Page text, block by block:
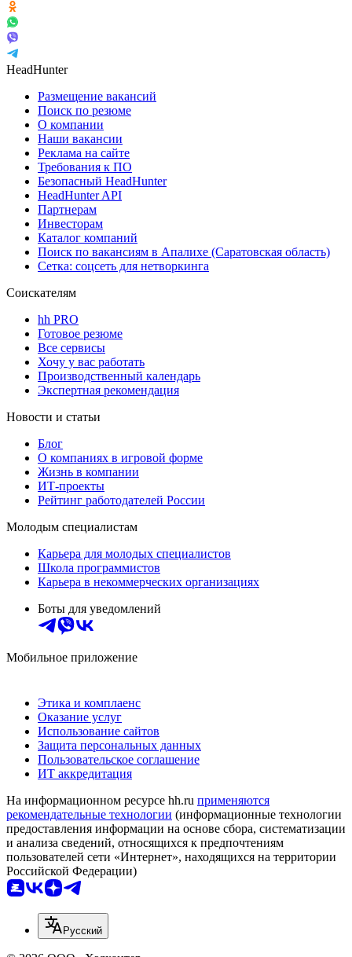
HeadHunter
Размещение вакансий
Поиск по резюме
О компании
Наши вакансии
Реклама на сайте
Требования к ПО
Безопасный HeadHunter
HeadHunter API
Партнерам
Инвесторам
Каталог компаний
Поиск по вакансиям в Апалихе (Саратовская область)
Сетка: соцсеть для нетворкинга
Соискателям
hh PRO
Готовое резюме
Все сервисы
Хочу у вас работать
Производственный календарь
Экспертная рекомендация
Новости и статьи
Блог
О компаниях в игровой форме
Жизнь в компании
ИТ-проекты
Рейтинг работодателей России
Молодым специалистам
Карьера для молодых специалистов
Школа программистов
Карьера в некоммерческих организациях
Боты для уведомлений
Мобильное приложение
Этика и комплаенс
Оказание услуг
Использование сайтов
Защита персональных данных
Пользовательское соглашение
ИТ аккредитация
На информационном ресурсе hh.ru применяются
рекомендательные технологии (информационные технологии
предоставления информации на основе сбора, систематизации
и анализа сведений, относящихся к предпочтениям
пользователей сети «Интернет», находящихся на территории
Российской Федерации)
Русский